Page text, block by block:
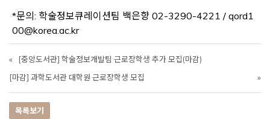
*문의: 학술정보큐레이션팀 백은향 02-3290-4221 / qord1
00@korea.ac.kr
«
[중앙도서관] 학술정보개발팀 근로장학생 추가 모집(마감)
[마감] 과학도서관 대학원 근로장학생 모집
»
목록보기